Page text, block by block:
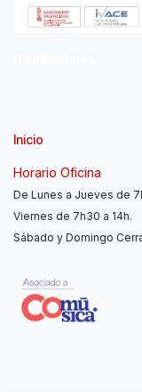
Inicio
Horario Oficina
De Lunes a Jueves de
Viernes de 7h30 a 14h.
Sábado y Domingo